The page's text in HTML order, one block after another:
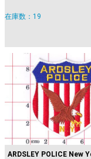
在庫数：19
ARDSLEY POLICE New